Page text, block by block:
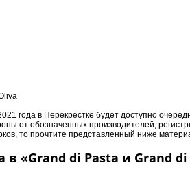
года в Перекрёстке будет доступно
от обозначенных производителей,
то прочтите представленный ниже
в «Grand di Pasta и Grand